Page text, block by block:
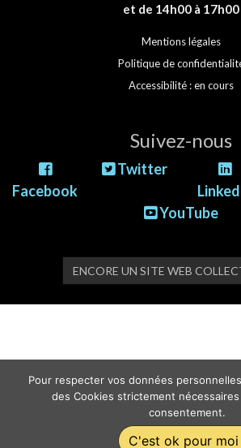
et de 14h00 à 17h00
Mentions légales
Politique de
Accessibilité : en cours
Suivez-nous
Facebook
Twitter
YouTube
ENCORE UN SITE WEB
Pour respecter vos données
des Cookies strictement
consentement.
C'est ok pour moi